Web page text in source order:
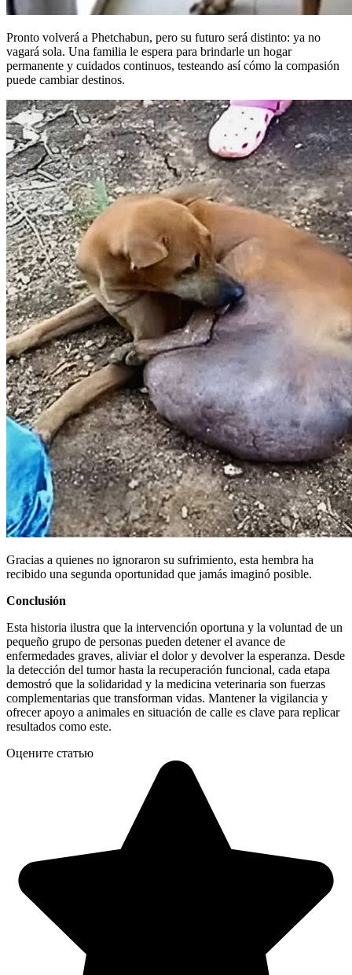
Pronto volverá a Phetchabun, pero su futuro será distinto: ya no
vagará sola. Una familia le espera para brindarle un hogar
permanente y cuidados continuos, testeando así cómo la compasión
puede cambiar destinos.
Gracias a quienes no ignoraron su sufrimiento, esta hembra ha
recibido una segunda oportunidad que jamás imaginó posible.
Conclusión
Esta historia ilustra que la intervención oportuna y la voluntad de un
pequeño grupo de personas pueden detener el avance de
enfermedades graves, aliviar el dolor y devolver la esperanza. Desde
la detección del tumor hasta la recuperación funcional, cada etapa
demostró que la solidaridad y la medicina veterinaria son fuerzas
complementarias que transforman vidas. Mantener la vigilancia y
ofrecer apoyo a animales en situación de calle es clave para replicar
resultados como este.
Оцените статью